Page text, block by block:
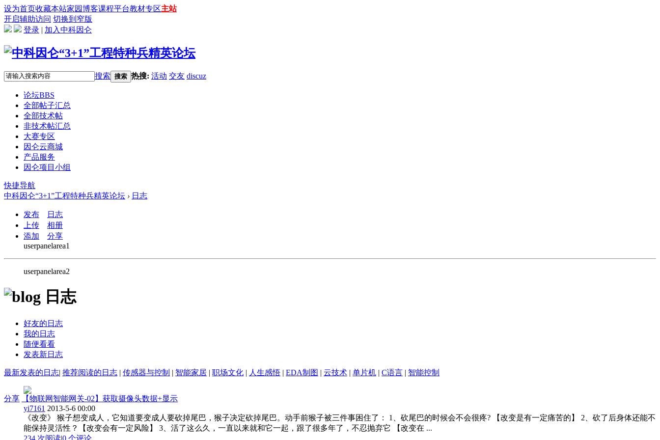
设为首页收藏本站家园博客课程平台教材专区主站
开启辅助访问 切换到窄版
登录 | 加入中科因仑
搜索 搜索 热搜: 活动 交友 discuz
论坛BBS
全部帖子汇总
全部技术帖
非技术帖汇总
大赛专区
因仑云商城
产品服务
因仑项目小组
快捷导航
中科因仑“3+1”工程特种兵精英论坛 › 日志
发布
日志
上传
相册
添加
分享
userpanelarea1
userpanelarea2
日志
好友的日志
我的日志
随便看看
发表新日志
最新发表的日志| 推荐阅读的日志 | 传感器与控制 | 智能家居 | 职场文化 | 人生感悟 | EDA制图 | 云技术 | 单片机 | C语言 | 智能控制
分享
【物联网智能网关-02】获取摄像头数据+显示
yi7161 2013-5-6 00:00
《改变》 猴子想变成人，它知道要变成人要砍掉尾巴，猴子决定砍掉尾巴。动手前猴子被三件事困住了： 1、砍尾巴的时候会不会很疼? 【改变是有一定痛苦的】 2、砍了后身体还能不
能保持灵活性？【改变会有一定风险】 3、活了这么久，一直以来就和它一起，跟了很多年了，不忍抛弃它 【改变在 ...
234 次阅读|0 个评论